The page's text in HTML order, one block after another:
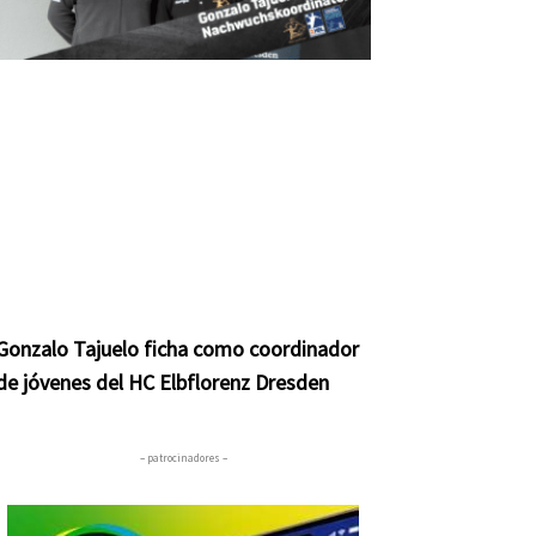
Tajuelo ficha como coordinador
jóvenes del HC Elbflorenz Dresden
– patrocinadores –